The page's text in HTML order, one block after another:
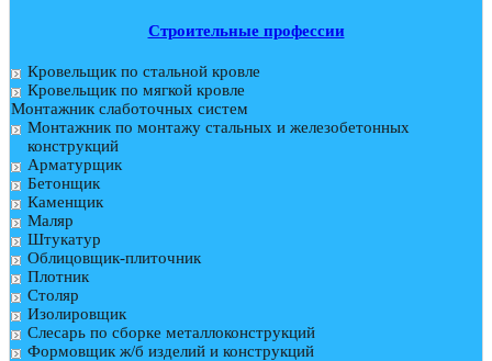
Строительные профессии
Кровельщик по стальной кровле
Кровельщик по мягкой кровле
Монтажник слаботочных систем
Монтажник по монтажу стальных и железобетонных
конструкций
Арматурщик
Бетонщик
Каменщик
Маляр
Штукатур
Облицовщик-плиточник
Плотник
Столяр
Изолировщик
Слесарь по сборке металлоконструкций
Формовщик ж/б изделий и конструкций